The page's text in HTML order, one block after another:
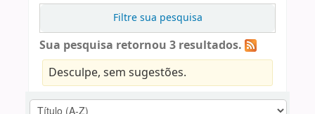
Filtre sua pesquisa
Sua pesquisa retornou 3 resultados.
Desculpe, sem sugestões.